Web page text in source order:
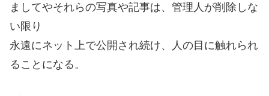
ましてやそれらの写真や記事は、管理人が削除しな
い限り
永遠にネット上で公開され続け、人の目に触れられ
ることになる。